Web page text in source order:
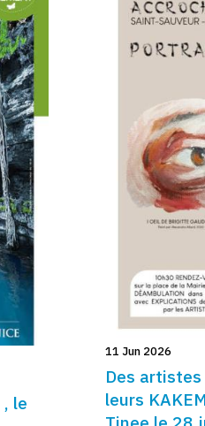
le
11 Jun 2026
Des artistes
leurs